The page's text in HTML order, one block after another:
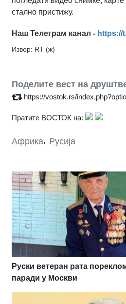
стално пристижу.
Наш Телеграм канал - https://
Извор: RT (ж)
Поделите вест на
https://vostok.rs/
Пратите ВОСТОК на:
Африка, Русија
Руски ветеран рата
паради у Москви